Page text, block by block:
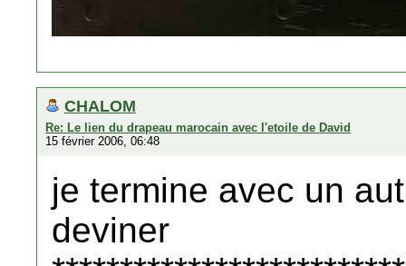
CHALOM
Re: Le lien du drapeau marocain avec l'etoile de David
15 février 2006, 06:48
je termine avec un
deviner